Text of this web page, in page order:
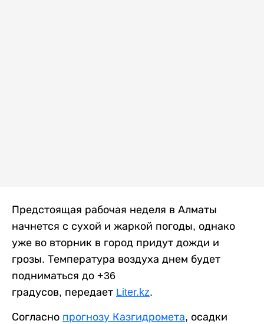
Предстоящая рабочая неделя в Алматы
начнется с сухой и жаркой погоды, однако
уже во вторник в город придут дожди и
грозы. Температура воздуха днем будет
подниматься до +36
градусов, передает Liter.kz.
Согласно прогнозу Казгидромета, осадки